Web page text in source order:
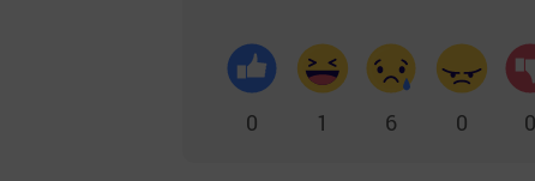
0 1 6 0 0